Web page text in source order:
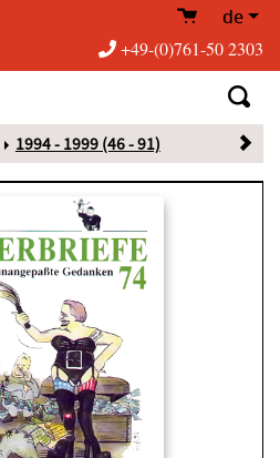
de
+49-(0)761-50 2303
1994 - 1999 (46 - 91)